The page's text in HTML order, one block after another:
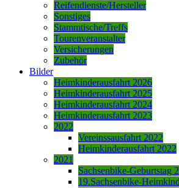
Reifendienste/Hersteller
Sonstiges
Stammtische/Treffs
Tourenveranstalter
Versicherungen
Zubehör
Bilder
Heimkinderausfahrt 2026
Heimkinderausfahrt 2025
Heimkinderausfahrt 2024
Heimkinderausfahrt 2023
2022
Vereinssausfahrt 2022
Heimkinderausfahrt 2022
2021
Sachsenbike-Geburtstag
19.Sachsenbike-